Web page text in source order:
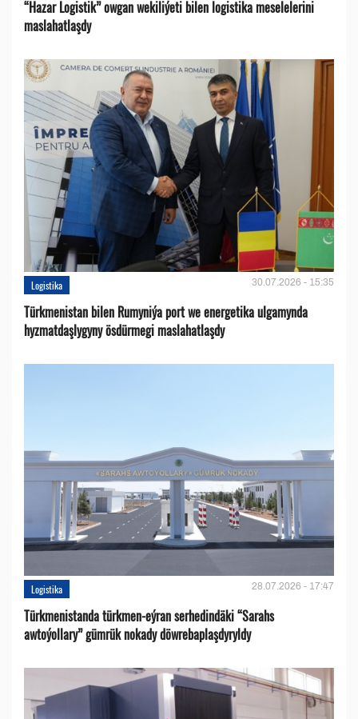
“Hazar Logistik” owgan wekiliýeti bilen logistika meselelerini
maslahatlaşdy
Logistika 30.07.2026 - 15:35
Türkmenistan bilen Rumyniýa port we energetika ulgamynda
hyzmatdaşlygyny ösdürmegi maslahatlaşdy
Logistika 28.07.2026 - 17:47
Türkmenistanda türkmen-eýran serhedindäki “Sarahs
awtoýollary” gümrük nokady döwrebaplaşdyryldy